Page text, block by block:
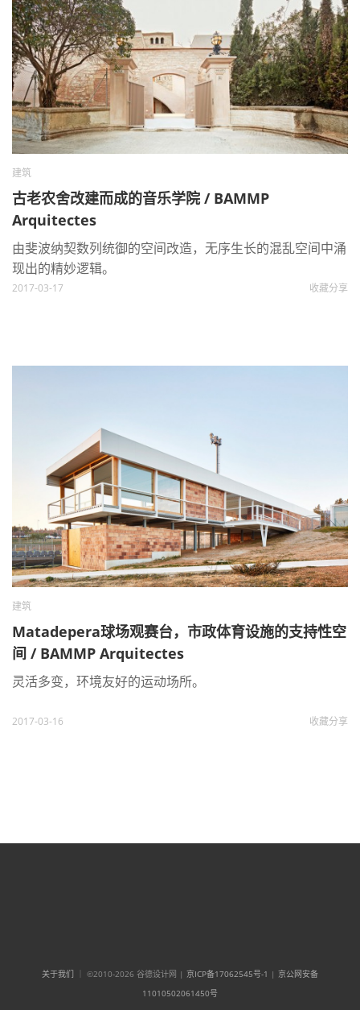
建筑
古老农舍改建而成的音乐学院 / BAMMP
Arquitectes
由斐波纳契数列统御的空间改造，无序生长的混乱空间中涌
现出的精妙逻辑。
2017-03-17 收藏分享
建筑
Matadepera球场观赛台，市政体育设施的支持性空
间 / BAMMP Arquitectes
灵活多变，环境友好的运动场所。
2017-03-16 收藏分享
关于我们 ｜ ©2010-2026 谷德设计网 | 京ICP备17062545号-1 | 京公网安备
11010502061450号